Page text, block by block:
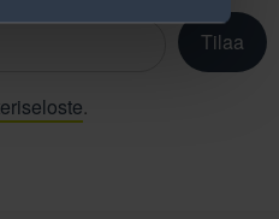
Tilaa
.